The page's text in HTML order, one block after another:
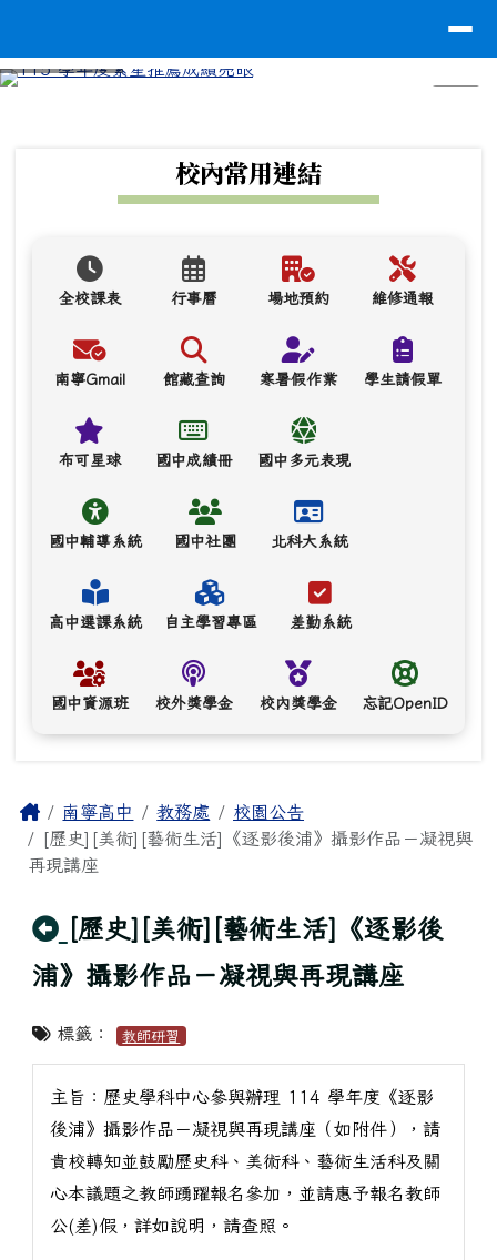
校內常用連結
全校課表 行事曆 場地預約 維修通報
南寧Gmail 館藏查詢 寒暑假作業 學生請假單
布可星球 國中成績冊 國中多元表現
國中輔導系統 國中社團 北科大系統
高中選課系統 自主學習專區 差勤系統
國中資源班 校外獎學金 校內獎學金 忘記OpenID
主內容區域
Home南寧高中 教務處
校園公告
[歷史][美術][藝術生活]《逐影後浦》攝影作品－凝視與
再現講座
回上頁
[歷史][美術][藝術生活]《逐影後
浦》攝影作品－凝視與再現講座
標籤： 教師研習
主旨：歷史學科中心參與辦理 114 學年度《逐影
後浦》攝影作品－凝視與再現講座（如附件），請
貴校轉知並鼓勵歷史科、美術科、藝術生活科及關
心本議題之教師踴躍報名參加，並請惠予報名教師
公(差)假，詳如說明，請查照。